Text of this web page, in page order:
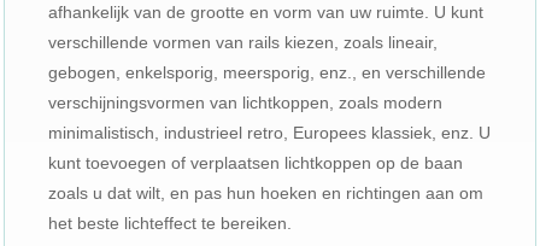
afhankelijk van de grootte en vorm van uw ruimte. U kunt
verschillende vormen van rails kiezen, zoals lineair,
gebogen, enkelsporig, meersporig, enz., en verschillende
verschijningsvormen van lichtkoppen, zoals modern
minimalistisch, industrieel retro, Europees klassiek, enz. U
kunt toevoegen of verplaatsen lichtkoppen op de baan
zoals u dat wilt, en pas hun hoeken en richtingen aan om
het beste lichteffect te bereiken.